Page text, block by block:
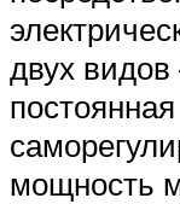
двух
мощность